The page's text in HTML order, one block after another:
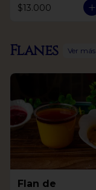
$13.000
Flanes Ver más
Flan de